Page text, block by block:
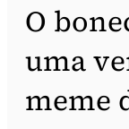
O
uma
meme